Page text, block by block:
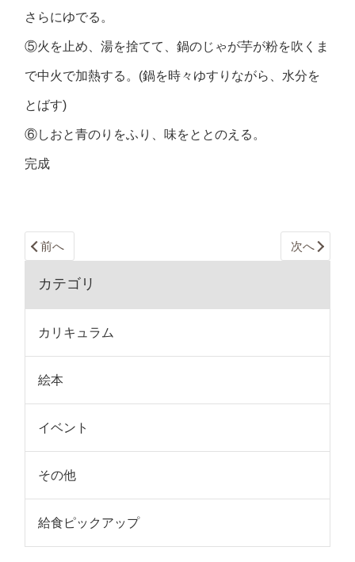
さらにゆでる。
⑤火を止め、湯を捨てて、鍋のじゃが芋が粉を吹くま
で中火で加熱する。(鍋を時々ゆすりながら、水分を
とばす)
⑥しおと青のりをふり、味をととのえる。
完成
前へ 次へ
カテゴリ
カリキュラム
絵本
イベント
その他
給食ピックアップ